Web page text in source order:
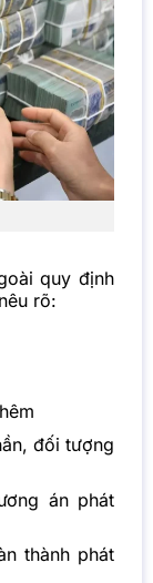
quy định
rõ:
đối tượng
án phát
thành phát